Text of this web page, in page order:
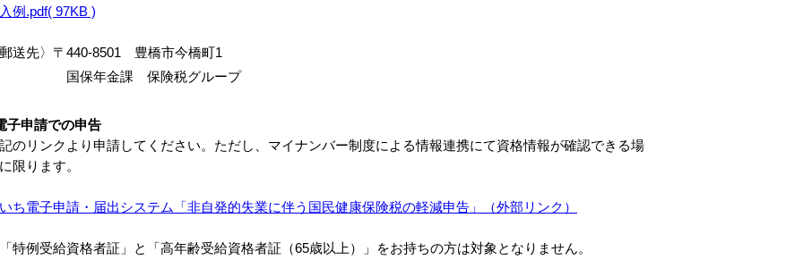
例.pdf( 97KB )
送先〉〒440-8501 豊橋市今橋町1
保年金課 保険税グループ
子申請での申告
のリンクより申請してください。ただし、マイナンバー制度による情報連携にて資格情報が確認できる場
限ります。
ち電子申請・届出システム「非自発的失業に伴う国民健康保険税の軽減申告」（外部リンク）
特例受給資格者証」と「高年齢受給資格者証（65歳以上）」をお持ちの方は対象となりません。